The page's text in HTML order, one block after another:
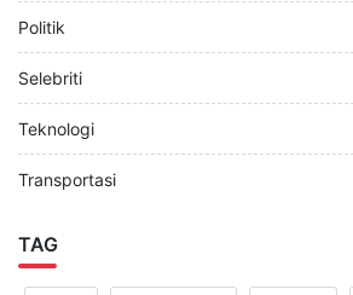
Politik
Selebriti
Teknologi
Transportasi
TAG